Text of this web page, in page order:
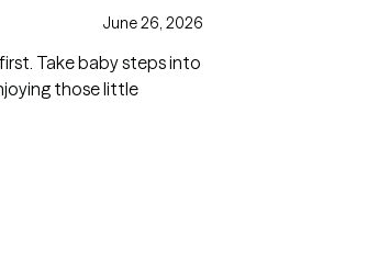
June 26, 2026
Take baby steps into
those little